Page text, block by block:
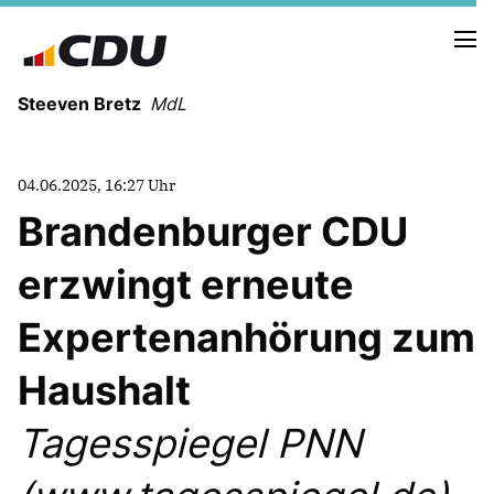
Steeven Bretz MdL
VITA
WAHLKREISBESUCHE
PRESSEFOTOS
MEIN BÜRGERBÜRO
MEIN WAHLKREIS
ZIELE
Redebeiträge
04.06.2025, 16:27 Uhr
Brandenburger CDU
erzwingt erneute
Expertenanhörung zum
Haushalt
Tagesspiegel PNN